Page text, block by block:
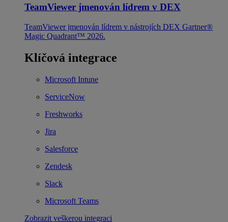
TeamViewer jmenován lídrem v DEX
TeamViewer jmenován lídrem v nástrojích DEX Gartner®
Magic Quadrant™ 2026.
Klíčová integrace
Microsoft Intune
ServiceNow
Freshworks
Jira
Salesforce
Zendesk
Slack
Microsoft Teams
Zobrazit veškerou integraci